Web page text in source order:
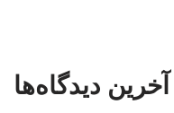
آخرین دیدگاه‌ها